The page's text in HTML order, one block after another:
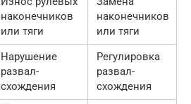
наконечников
или тяги
наконечников
или тяги
Нарушение
развал-
схождения
Регулировка
развал-
схождения